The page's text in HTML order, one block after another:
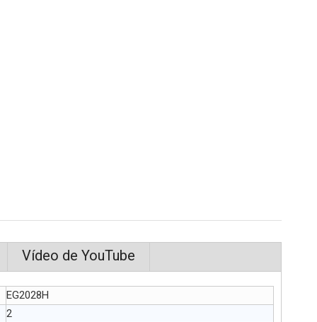
Vídeo de YouTube
EG2028H
2